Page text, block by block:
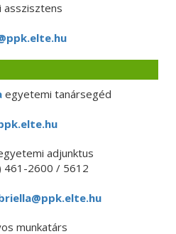
asszisztens
egyetemi tanársegéd
adjunktus
461-2600 / 5612
munkatárs